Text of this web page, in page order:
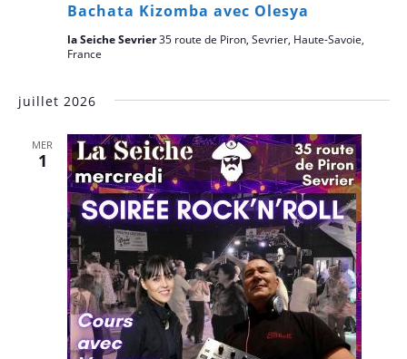
Bachata Kizomba avec Olesya
la Seiche Sevrier35 route de Piron, Sevrier, Haute-Savoie,
France
juillet 2026
MER
1